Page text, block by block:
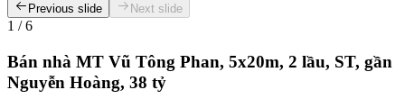
Previous slide Next slide
1 /6
Bán nhà MT Vũ Tông Phan, 5x20m, 2 lầu, ST, gần
Nguyễn Hoàng, 38 tỷ